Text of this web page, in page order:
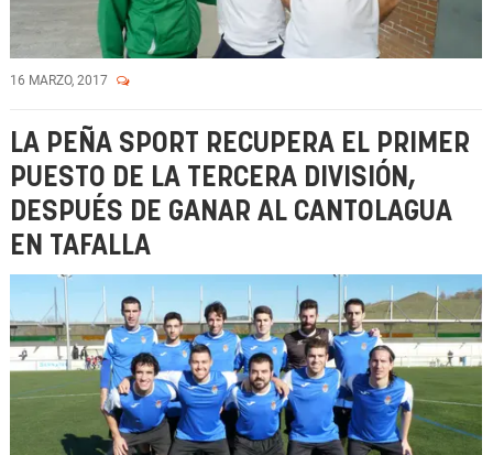
16 MARZO, 2017
LA PEÑA SPORT RECUPERA EL PRIMER
PUESTO DE LA TERCERA DIVISIÓN,
DESPUÉS DE GANAR AL CANTOLAGUA
EN TAFALLA